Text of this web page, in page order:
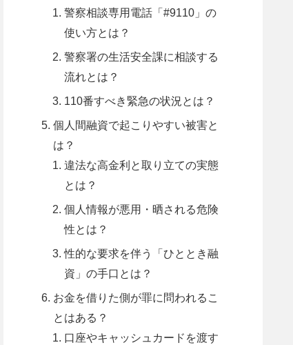
警察相談専用電話「#9110」の
使い方とは？
警察署の生活安全課に相談する
流れとは？
110番すべき緊急の状況とは？
個人間融資で起こりやすい被害と
は？
違法な高金利と取り立ての実態
とは？
個人情報が悪用・晒される危険
性とは？
性的な要求を伴う「ひととき融
資」の手口とは？
お金を借りた側が罪に問われるこ
とはある？
口座やキャッシュカードを渡す